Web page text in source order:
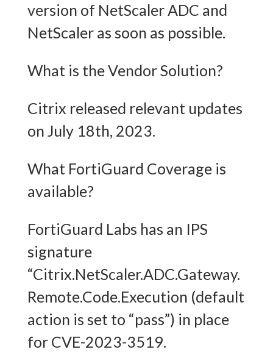
version of NetScaler ADC and
NetScaler as soon as possible.
What is the Vendor Solution?
Citrix released relevant updates
on July 18th, 2023.
What FortiGuard Coverage is
available?
FortiGuard Labs has an IPS
signature
“Citrix.NetScaler.ADC.Gateway.
Remote.Code.Execution (default
action is set to “pass”) in place
for CVE-2023-3519.